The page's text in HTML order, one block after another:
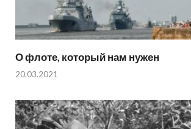
О флоте, который нам нужен
20.03.2021